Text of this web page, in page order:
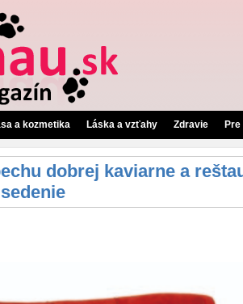
a kozmetika Láska a vzťahy Zdravie
dobrej kaviarne a